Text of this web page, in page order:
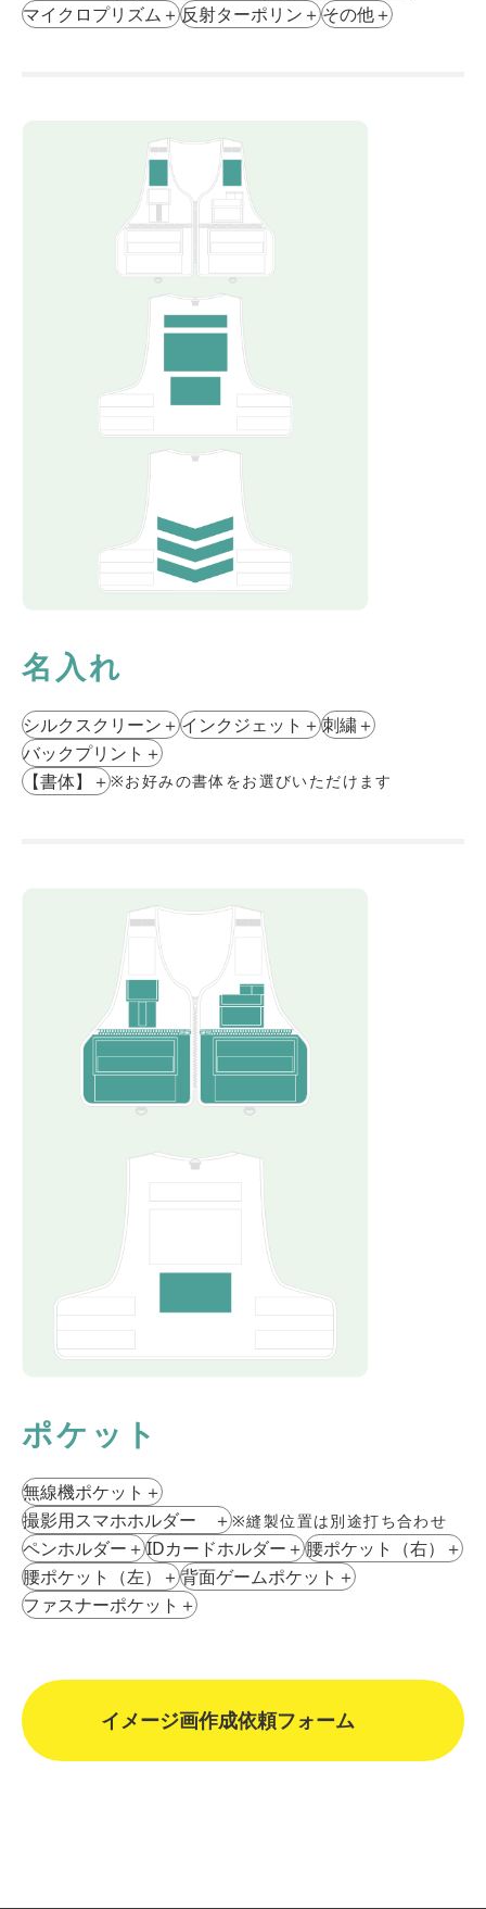
マイクロプリズム ＋反射ターポリン ＋その他＋
名入れ
シルクスクリーン ＋インクジェット ＋刺繍＋
バックプリント ＋
【書体】
＋※お好みの書体をお選びいただけます
ポケット
無線機ポケット ＋
撮影⽤スマホホルダー
＋※縫製位置は別途打ち合わせ
ペンホルダー ＋IDカードホルダー ＋腰ポケット（右）
＋
腰ポケット（左）
＋背⾯ゲームポケット ＋
ファスナーポケット ＋
イメージ画作成依頼フォーム